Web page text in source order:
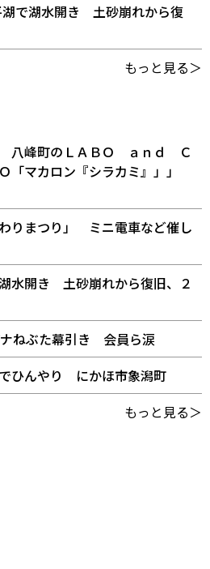
湖で湖水開き 土砂崩れから復
もっと見る＞
八峰町のＬＡＢＯ ａｎｄ Ｃ
「マカロン『シラカミ』」」
りまつり」 ミニ電車など催し
水開き 土砂崩れから復旧、２
ねぶた幕引き 会員ら涙
ひんやり にかほ市象潟町
もっと見る＞